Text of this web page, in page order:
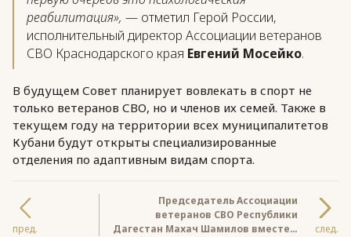
реабилитация», — отметил Герой России,
исполнительный директор Ассоциации ветеранов
СВО Краснодарского края Евгений Мосейко.
В будущем Совет планирует вовлекать в спорт не
только ветеранов СВО, но и членов их семей. Также в
текущем году на территории всех муниципалитетов
Кубани будут открыты специализированные
отделения по адаптивным видам спорта.
пред.
Председатель Ассоциации
ветеранов СВО Республики
Дагестан Махач Шамилов вместе с
след.